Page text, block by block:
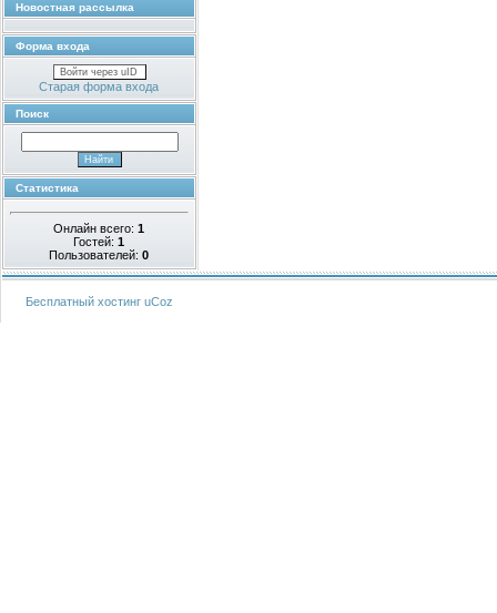
Новостная рассылка
Форма входа
Войти через uID
Старая форма входа
Поиск
Статистика
Онлайн всего:1
Гостей:1
Пользователей:0
Бесплатный хостинг uCoz